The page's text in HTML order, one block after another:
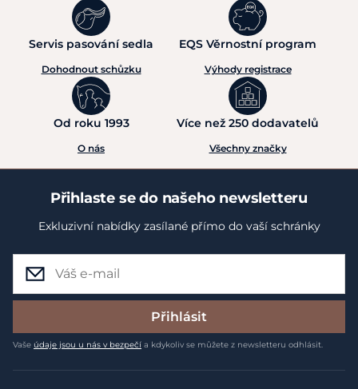
Servis pasování sedla
Dohodnout schůzku
EQS Věrnostní program
Výhody registrace
Od roku 1993
O nás
Více než 250 dodavatelů
Všechny značky
Přihlaste se do našeho newsletteru
Exkluzivní nabídky zasílané přímo do vaší schránky
Přihlásit
Vaše údaje jsou u nás v bezpečí a kdykoliv se můžete z newsletteru odhlásit.